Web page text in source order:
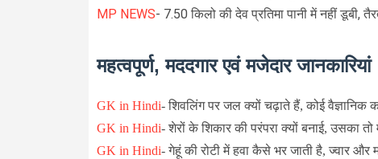
MP NEWS- 7.50 किलो की देव प्रतिमा पानी में नहीं डूबी,
महत्वपूर्ण, मददगार एवं मजेदार जानकारियां
GK in Hindi- शिवलिंग पर जल क्यों चढ़ाते हैं, कोई वैज्ञानिक
GK in Hindi- शेरों के शिकार की परंपरा क्यों बनाई, उसका तो
GK in Hindi- गेहूं की रोटी में हवा कैसे भर जाती है, ज्वार और